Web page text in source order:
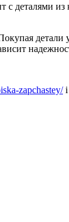
с деталями
zapchastey/i